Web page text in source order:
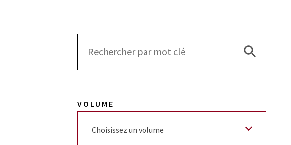
Search
Search
VOLUME
Choisissez un volume